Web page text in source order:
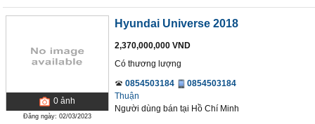
0 ảnh
Đăng ngày: 02/03/2023
Hyundai Universe 2018
2,370,000,000 VND
Có thương lượng
0854503184
0854503184
Thuận
Người dùng bán tại Hồ Chí Minh